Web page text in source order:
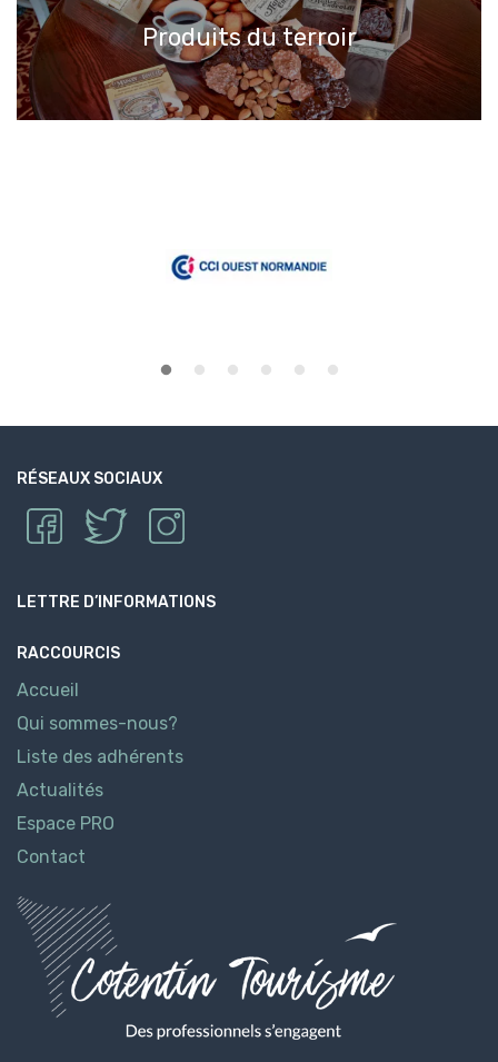
Produits du terroir
RÉSEAUX SOCIAUX
LETTRE D’INFORMATIONS
RACCOURCIS
Accueil
Qui sommes-nous?
Liste des adhérents
Actualités
Espace PRO
Contact